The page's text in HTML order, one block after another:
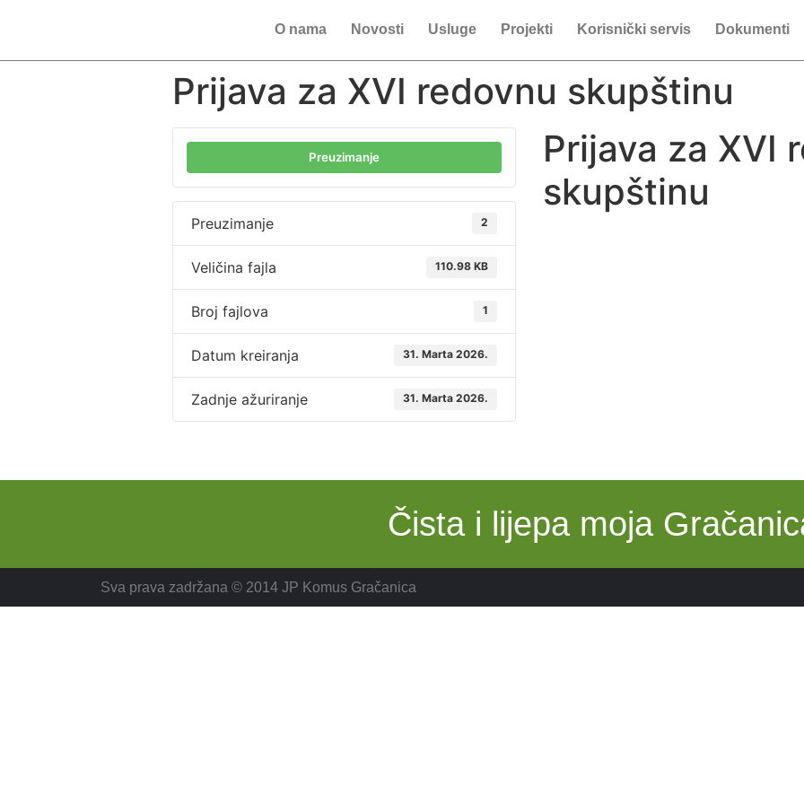
O nama Novosti Usluge Projekti Korisnički servis Dokumenti
Prijava za XVI redovnu skupštinu
Preuzimanje
Preuzimanje 2
Veličina fajla 110.98 KB
Broj fajlova 1
Datum kreiranja 31. Marta 2026.
Zadnje ažuriranje 31. Marta 2026.
Prijava za XVI
skupštinu
Čista i lijepa moja
Sva prava zadržana © 2014 JP Komus Gračanica